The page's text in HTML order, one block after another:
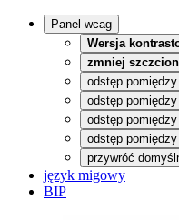
Panel wcag
Wersja
zmniej
odstęp
odstęp
odstęp
odstęp pomiędzy
przywróć
język migowy
BIP